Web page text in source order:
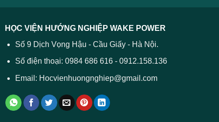
HỌC VIỆN HƯỚNG NGHIỆP WAKE POWER
Số 9 Dịch Vọng Hậu - Cầu Giấy - Hà Nội.
Số điện thoại: 0984 686 616 - 0912.158.136
Email: Hocvienhuongnghiep@gmail.com